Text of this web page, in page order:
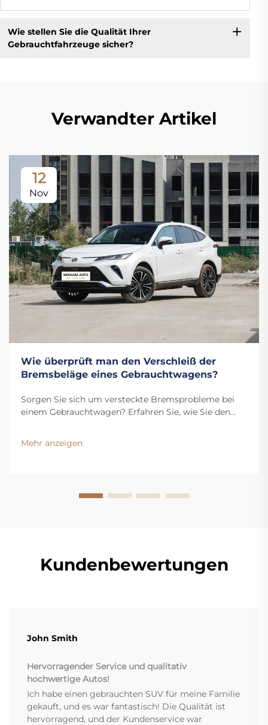
Wie stellen Sie die Qualität Ihrer
Gebrauchtfahrzeuge sicher?
Verwandter Artikel
12
Nov
Wie überprüft man den Verschleiß der
Bremsbeläge eines Gebrauchtwagens?
Sorgen Sie sich um versteckte Bremsprobleme bei
einem Gebrauchtwagen? Erfahren Sie, wie Sie den
Flüssigkeitsstand kontrollieren und Warnsignale
erkennen. Holen Sie sich jetzt unseren kostenlosen
Mehr anzeigen
Kundenbewertungen
John Smith
Hervorragender Service und qualitativ
hochwertige Autos!
Ich habe einen gebrauchten SUV für meine Familie
gekauft, und es war fantastisch! Die Qualität ist
hervorragend, und der Kundenservice war